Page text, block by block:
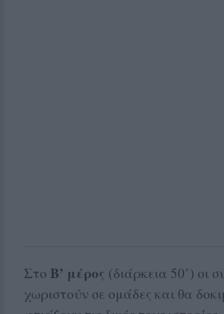
Στο Β’ μέρος (διάρκεια 50’) οι
χωριστούν σε ομάδες και θα